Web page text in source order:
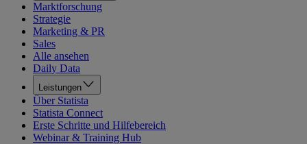
Marktforschung
Strategie
Marketing & PR
Sales
Alle ansehen
Daily Data
Leistungen
Über Statista
Statista Connect
Erste Schritte und Hilfebereich
Webinar & Training Hub